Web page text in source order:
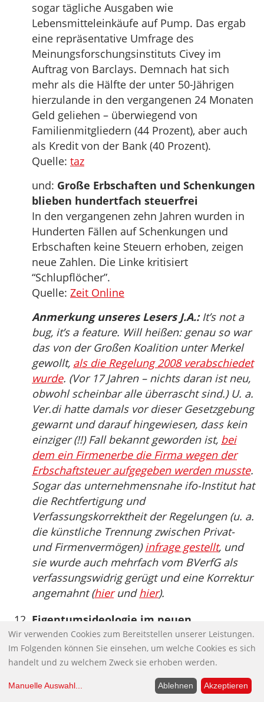
sogar tägliche Ausgaben wie
Lebensmitteleinkäufe auf Pump. Das ergab
eine repräsentative Umfrage des
Meinungsforschungsinstituts Civey im
Auftrag von Barclays. Demnach hat sich
mehr als die Hälfte der unter 50-Jährigen
hierzulande in den vergangenen 24 Monaten
Geld geliehen – überwiegend von
Familienmitgliedern (44 Prozent), aber auch
als Kredit von der Bank (40 Prozent).
Quelle: taz
und: Große Erbschaften und Schenkungen
blieben hundertfach steuerfrei
In den vergangenen zehn Jahren wurden in
Hunderten Fällen auf Schenkungen und
Erbschaften keine Steuern erhoben, zeigen
neue Zahlen. Die Linke kritisiert
“Schlupflöcher”.
Quelle: Zeit Online
Anmerkung unseres Lesers J.A.:It’s not a
bug, it’s a feature. Will heißen: genau so war
das von der Großen Koalition unter Merkel
gewollt, als die Regelung 2008 verabschiedet
wurde. (Vor 17 Jahren – nichts daran ist neu,
obwohl scheinbar alle überrascht sind.) U. a.
Ver.di hatte damals vor dieser Gesetzgebung
gewarnt und darauf hingewiesen, dass kein
einziger (!!) Fall bekannt geworden ist, bei
dem ein Firmenerbe die Firma wegen der
Erbschaftsteuer aufgegeben werden musste.
Sogar das unternehmensnahe ifo-Institut hat
die Rechtfertigung und
Verfassungskorrektheit der Regelungen (u. a.
die künstliche Trennung zwischen Privat-
und Firmenvermögen)infrage gestellt, und
sie wurde auch mehrfach vom BVerfG als
verfassungswidrig gerügt und eine Korrektur
angemahnt (hierundhier).
Eigentumsideologie im neuen
Feudalismus: Weshalb Supervermögen
kein Privateigentum sind
Obwohl die Umverteilung von unten nach
oben seit Jahrzehnten anhält und auch in
Wir verwenden Cookies zum Bereitstellen unserer Leistungen.
Im Folgenden können Sie einsehen, um welche Cookies es sich
handelt und zu welchem Zweck sie erhoben werden.
Manuelle Auswahl... Ablehnen Akzeptieren